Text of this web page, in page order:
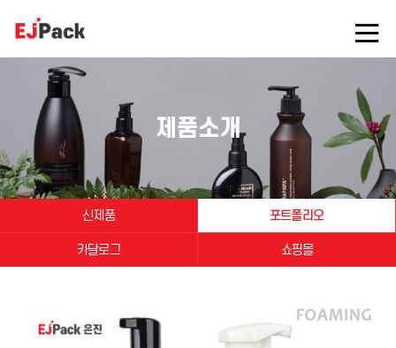
제품소개
신제품 포트폴리오
카달로그 쇼핑몰